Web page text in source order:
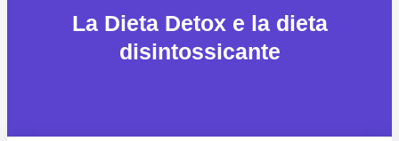
La Dieta Detox e la dieta
disintossicante